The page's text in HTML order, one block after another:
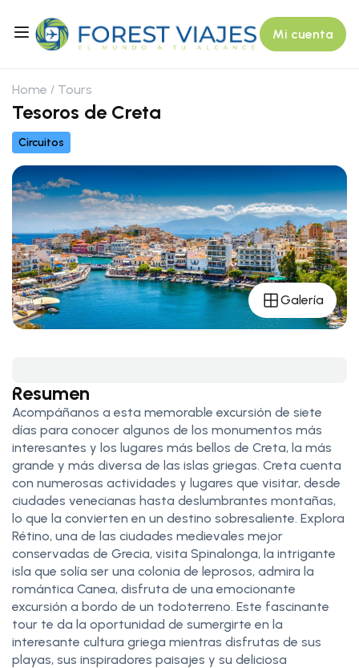
Mi cuenta
Home Tours
Tesoros de Creta
Circuitos
Galería
Resumen
Acompáñanos a esta memorable excursión de siete
días para conocer algunos de los monumentos más
interesantes y los lugares más bellos de Creta, la más
grande y más diversa de las islas griegas. Creta cuenta
con numerosas actividades y lugares que visitar, desde
ciudades venecianas hasta deslumbrantes montañas,
lo que la convierten en un destino sobresaliente. Explora
Rétino, una de las ciudades medievales mejor
conservadas de Grecia, visita Spinalonga, la intrigante
isla que solía ser una colonia de leprosos, admira la
romántica Canea, disfruta de una emocionante
excursión a bordo de un todoterreno. Este fascinante
tour te da la oportunidad de sumergirte en la
interesante cultura griega mientras disfrutas de sus
playas, sus inspiradores paisajes y su deliciosa